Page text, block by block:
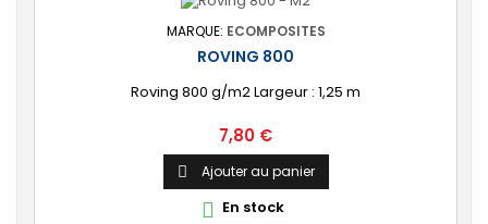
MARQUE: ECOMPOSITES
ROVING 800
Roving 800 g/m2 Largeur : 1,25 m
Prix
7,80 €
 Ajouter au panier
 En stock